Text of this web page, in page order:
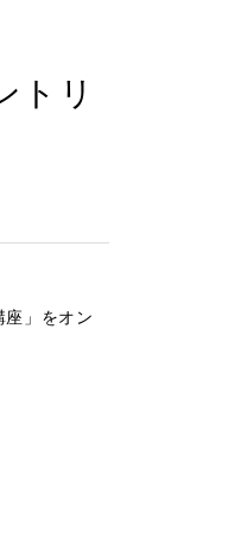
トリ
」をオン